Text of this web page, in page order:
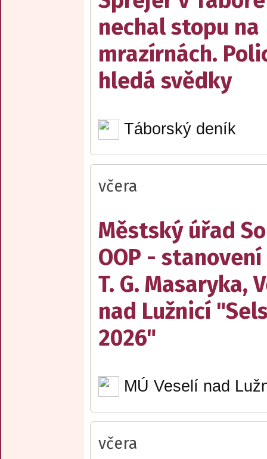
nechal stopu na
mrazírnách.
hledá svědky
Táborský deník
včera
Městský úřad
OOP -
T. G. Masaryka,
nad Lužnicí
2026"
MÚ Veselí nad
včera